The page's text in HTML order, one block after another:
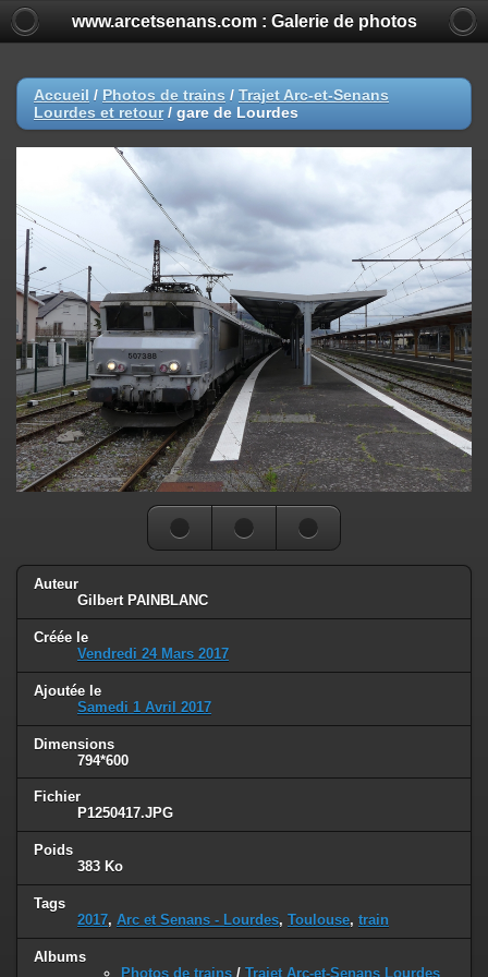
www.arcetsenans.com : Galerie de photos
Accueil / Photos de trains / Trajet Arc-et-Senans
Lourdes et retour/ gare de Lourdes
Auteur
Gilbert PAINBLANC
Créée le
Vendredi 24 Mars 2017
Ajoutée le
Samedi 1 Avril 2017
Dimensions
794*600
Fichier
P1250417.JPG
Poids
383 Ko
Tags
2017, Arc et Senans - Lourdes, Toulouse, train
Albums
Photos de trains / Trajet Arc-et-Senans Lourdes